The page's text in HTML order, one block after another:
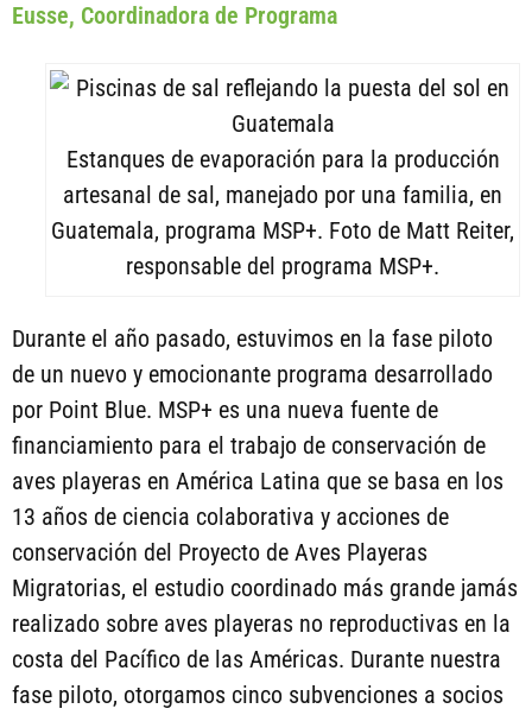
Eusse, Coordinadora de Programa
Estanques de evaporación para la producción
artesanal de sal, manejado por una familia, en
Guatemala, programa MSP+. Foto de Matt Reiter,
responsable del programa MSP+.
Durante el año pasado, estuvimos en la fase piloto
de un nuevo y emocionante programa desarrollado
por Point Blue. MSP+ es una nueva fuente de
financiamiento para el trabajo de conservación de
aves playeras en América Latina que se basa en los
13 años de ciencia colaborativa y acciones de
conservación del Proyecto de Aves Playeras
Migratorias, el estudio coordinado más grande jamás
realizado sobre aves playeras no reproductivas en la
costa del Pacífico de las Américas. Durante nuestra
fase piloto, otorgamos cinco subvenciones a socios